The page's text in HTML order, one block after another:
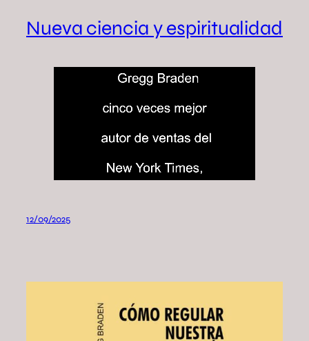
Nueva ciencia y espiritualidad
12/09/2025